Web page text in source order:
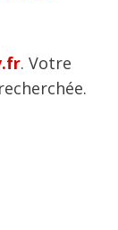
. Votre
recherchée.